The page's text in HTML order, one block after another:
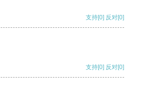
支持[0] 反对[0]
支持[0] 反对[0]